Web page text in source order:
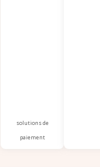
solutions de
paiement